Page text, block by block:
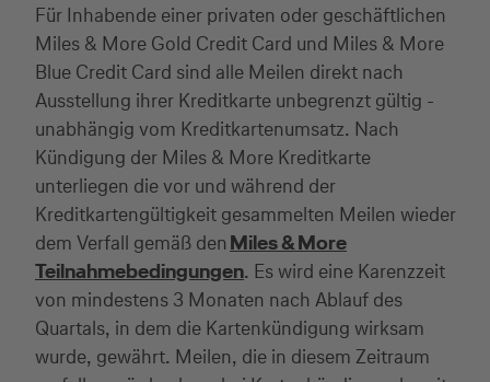
Für Inhabende einer privaten oder geschäftlichen
Miles & More Gold Credit Card und Miles & More
Blue Credit Card sind alle Meilen direkt nach
Ausstellung ihrer Kreditkarte unbegrenzt gültig -
unabhängig vom Kreditkartenumsatz. Nach
Kündigung der Miles & More Kreditkarte
unterliegen die vor und während der
Kreditkartengültigkeit gesammelten Meilen wieder
dem Verfall gemäß den Miles & More
Teilnahmebedingungen. Es wird eine Karenzzeit
von mindestens 3 Monaten nach Ablauf des
Quartals, in dem die Kartenkündigung wirksam
wurde, gewährt. Meilen, die in diesem Zeitraum